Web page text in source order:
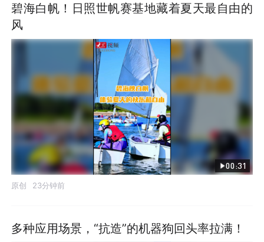
碧海白帆！日照世帆赛基地藏着夏天最自由的
风
00:31
原创 23分钟前
多种应用场景，“抗造”的机器狗回头率拉满！